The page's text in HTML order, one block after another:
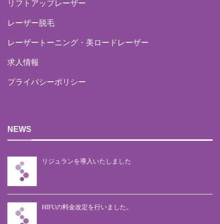
リフトアップレーザー
レーザー脱毛
レーザートーニング・美ロードレーザー
求人情報
プライバシーポリシー
NEWS
リジュランを導入いたしました
HIFUの料金改定を行いました。